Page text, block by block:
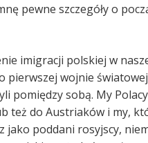
pewne szczegóły o
imigracji polskiej w
pierwszej wojnie
pomiędzy sobą. My
też do Austriaków i my,
poddani rosyjscy,